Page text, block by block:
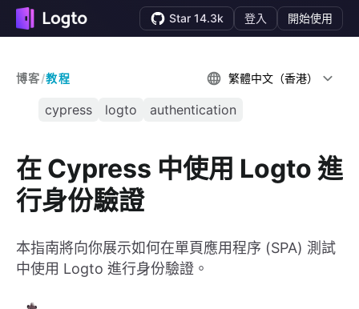
Star 14.3k 登入 開始使用
博客/教程 繁體中文（香港）
cypress logto authentication
在 Cypress 中使用 Logto 進
行身份驗證
本指南將向你展示如何在單頁應用程序 (SPA) 測試
中使用 Logto 進行身份驗證。